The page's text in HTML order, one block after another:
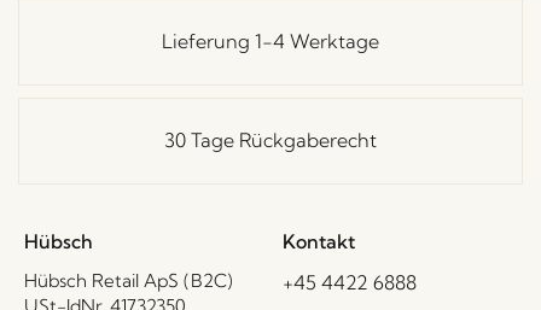
Lieferung 1-4 Werktage
30 Tage Rückgaberecht
Hübsch
Hübsch Retail ApS (B2C)
USt-IdNr. 41732350
Kontakt
+45 4422 6888